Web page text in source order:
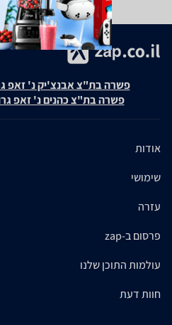
פשרה בת"צ אבנצ'יק נ' זאפ גרופ (ת"צ
פשרה בת"צ כהנים נ' זאפ גרופ (ת"צ
אודות
שימושי
עזרה
פרסום ב-zap
עולמות התוכן שלנו
חוות דעת